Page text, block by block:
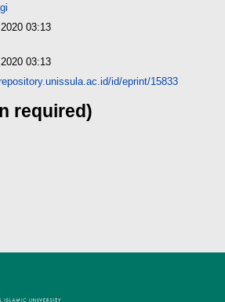
03:13
03:13
id/eprint/15833
required)